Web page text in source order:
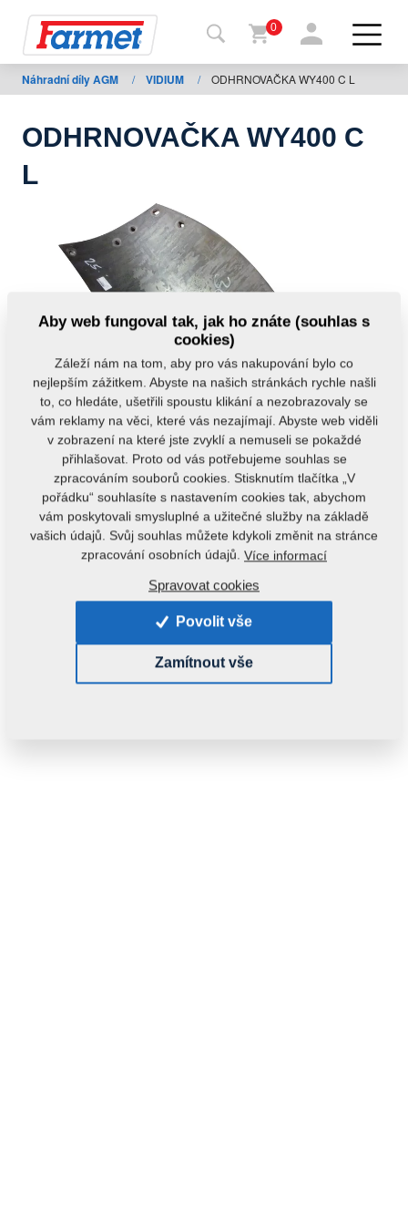
Zpět
na
shop
stroje
stažení
0
Náhradní díly AGM / VIDIUM / ODHRNOVAČKA WY400 C L
ODHRNOVAČKA WY400 C
L
Kód produktu: m71PK800209K
Tento díl je použitelný i pro následující stroje:
19,6000 kg
Aby web fungoval tak, jak ho znáte (souhlas s
cookies)
Záleží nám na tom, aby pro vás nakupování bylo co
nejlepším zážitkem. Abyste na našich stránkách rychle našli
to, co hledáte, ušetřili spoustu klikání a nezobrazovaly se
vám reklamy na věci, které vás nezajímají. Abyste web viděli
v zobrazení na které jste zvyklí a nemuseli se pokaždé
přihlašovat. Proto od vás potřebujeme souhlas se
zpracováním souborů cookies. Stisknutím tlačítka „V
pořádku“ souhlasíte s nastavením cookies tak, abychom
vám poskytovali smysluplné a užitečné služby na základě
vašich údajů. Svůj souhlas můžete kdykoli změnit na stránce
zpracování osobních údajů. Více informací
Spravovat cookies
Povolit vše
Zamítnout vše